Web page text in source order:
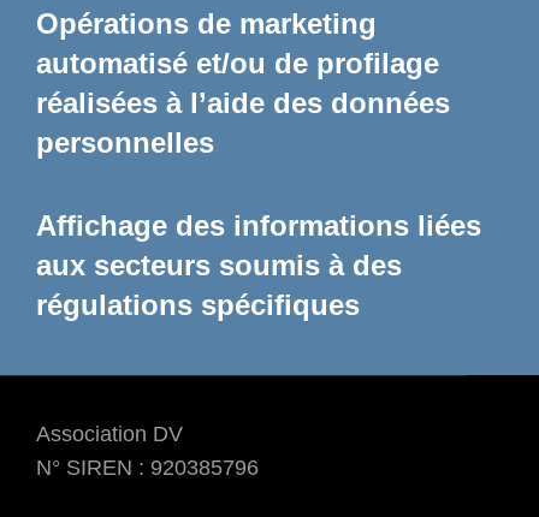
Opérations de marketing
automatisé et/ou de profilage
réalisées à l’aide des données
personnelles
Affichage des informations liées
aux secteurs soumis à des
régulations spécifiques
Association DV
N° SIREN : 920385796